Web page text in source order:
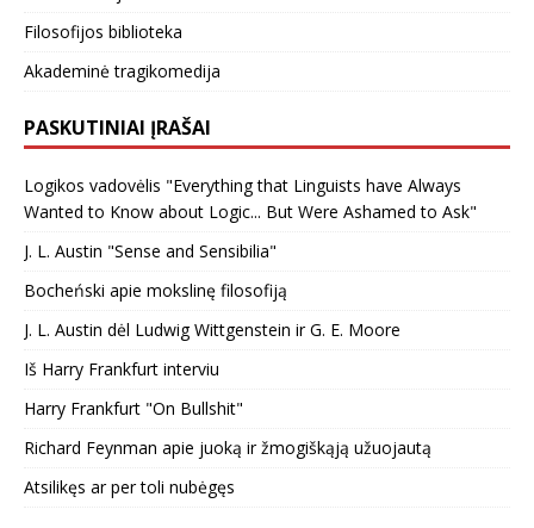
Filosofijos biblioteka
Akademinė tragikomedija
PASKUTINIAI ĮRAŠAI
Logikos vadovėlis "Everything that Linguists have Always
Wanted to Know about Logic... But Were Ashamed to Ask"
J. L. Austin "Sense and Sensibilia"
Bocheński apie mokslinę filosofiją
J. L. Austin dėl Ludwig Wittgenstein ir G. E. Moore
Iš Harry Frankfurt interviu
Harry Frankfurt "On Bullshit"
Richard Feynman apie juoką ir žmogiškąją užuojautą
Atsilikęs ar per toli nubėgęs